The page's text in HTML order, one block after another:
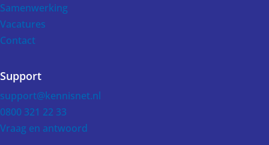
Samenwerking
Vacatures
Contact
Support
support@kennisnet.nl
0800 321 22 33
Vraag en antwoord